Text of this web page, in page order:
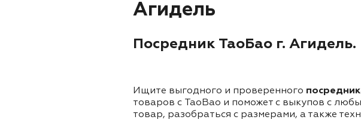
Агидель
Посредник ТаоБао г. Агидель.
Ищите выгодного и проверенного
товаров с TaoBao и поможет с выкупов с
товар, разобраться с размерами, а также